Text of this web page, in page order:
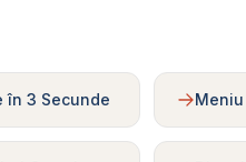
în 3 Secunde